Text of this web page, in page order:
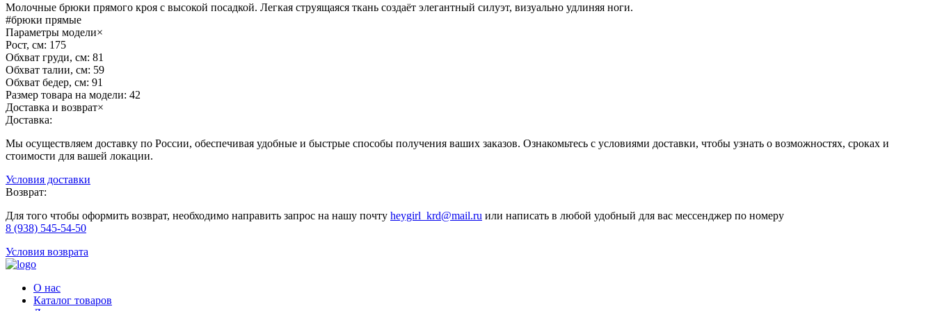
Молочные брюки прямого кроя с высокой посадкой. Легкая струящаяся ткань создаёт элегантный силуэт, визуально удлиняя ноги.
#брюки прямые
Параметры модели×
Рост, см: 175
Обхват груди, см: 81
Обхват талии, см: 59
Обхват бедер, см: 91
Размер товара на модели: 42
Доставка и возврат×
Доставка:
Мы осуществляем доставку по России, обеспечивая удобные и быстрые способы получения ваших заказов. Ознакомьтесь с условиями доставки, чтобы узнать о возможностях, сроках и
стоимости для вашей локации.
Условия доставки
Возврат:
Для того чтобы оформить возврат, необходимо направить запрос на нашу почту heygirl_krd@mail.ru или написать в любой удобный для вас мессенджер по номеру
8 (938) 545-54-50
Условия возврата
О нас
Каталог товаров